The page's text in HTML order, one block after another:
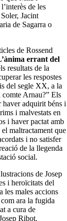
de les
Jacint
de Sagarra o
de Rossend
errant del
resultats de la
les respostes
del segle XX, a la
comte Arnau?” Els
haver adquirit béns i
i malvestats en
i haver pactat amb
maltractament que
i no satisfer
de la llegenda
social.
de Josep
i heroïcitats del
les males accions
ara la fugida
a cura de
Ribot.